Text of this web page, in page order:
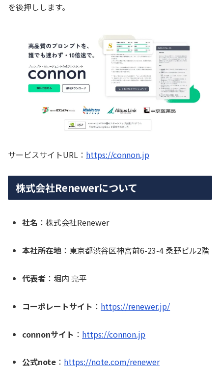
を後押しします。
サービスサイトURL： https://connon.jp
株式会社Renewerについて
社名 ：株式会社Renewer
本社所在地 ：東京都渋谷区神宮前6-23-4 桑野ビル2階
代表者 ：堀内 亮平
コーポレートサイト ： https://renewer.jp/
connonサイト ： https://connon.jp
公式note ： https://note.com/renewer